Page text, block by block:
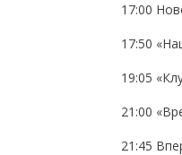
17:00
17:50
19:05
21:00
21:45